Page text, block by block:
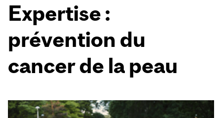
Expertise :
prévention du
cancer de la peau